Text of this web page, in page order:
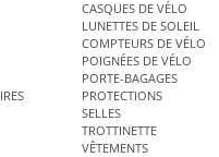
CASQUES DE VÉLO
LUNETTES DE SOLEIL
COMPTEURS DE VÉLO
POIGNÉES DE VÉLO
PORTE-BAGAGES
PROTECTIONS
SELLES
TROTTINETTE
VÊTEMENTS